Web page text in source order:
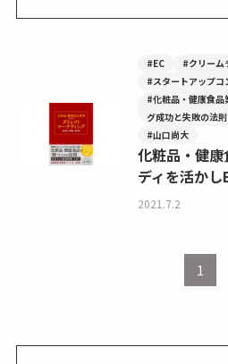
#EC
#クリーム
#スタートアップコ
#化粧品・健康食品
グ成功と失敗の法則
#山口尚大
化粧品・健
ディを活か
2021.7.2
1